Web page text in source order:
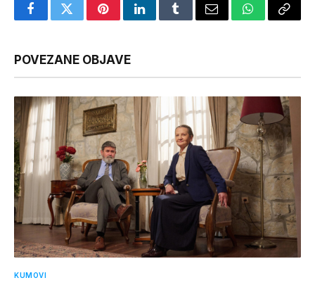
FacebookTwitterPinterestLinkedInTumblrEmail WhatsApp
Copy
POVEZANE OBJAVE
KUMOVI